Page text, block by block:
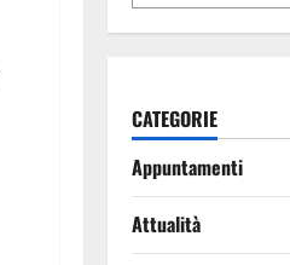
CATEGORIE
Appuntamenti
Attualità